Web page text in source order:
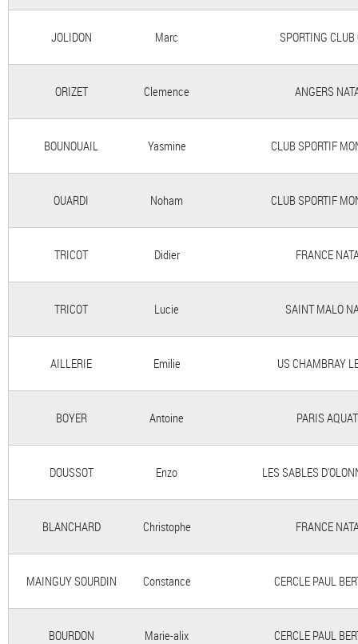
JOLIDON Marc SPORTING CLUB
ORIZET Clemence ANGERS
BOUNOUAIL Yasmine CLUB SPORTIF
OUARDI Noham CLUB SPORTIF
TRICOT Didier FRANCE
TRICOT Lucie SAINT MALO
AILLERIE Emilie US CHAMBRAY
BOYER Antoine PARIS
DOUSSOT Enzo LES SABLES
BLANCHARD Christophe FRANCE
MAINGUY SOURDIN Constance CERCLE PAUL
BOURDON Marie-alix CERCLE PAUL